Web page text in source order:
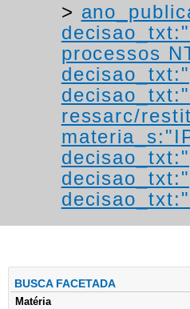
>
processos
ressarc/
BUSCA FACETADA
Matéria